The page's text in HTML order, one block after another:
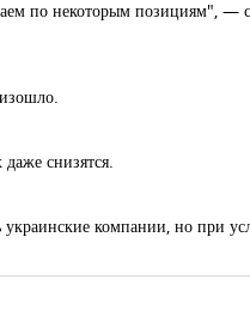
по некоторым позициям", —
снизятся.
компании, но при